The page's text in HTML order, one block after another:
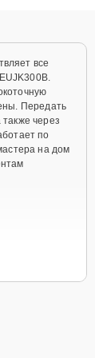
все
Передать
через
по
на дом
как